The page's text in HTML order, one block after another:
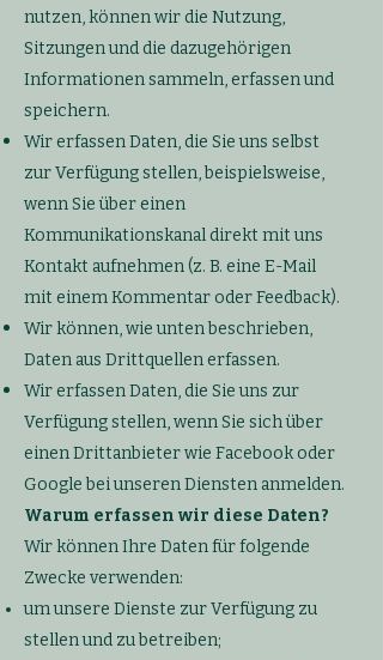
nutzen, können wir die Nutzung,
Sitzungen und die dazugehörigen
Informationen sammeln, erfassen und
speichern.
Wir erfassen Daten, die Sie uns selbst
zur Verfügung stellen, beispielsweise,
wenn Sie über einen
Kommunikationskanal direkt mit uns
Kontakt aufnehmen (z. B. eine E-Mail
mit einem Kommentar oder Feedback).
Wir können, wie unten beschrieben,
Daten aus Drittquellen erfassen.
Wir erfassen Daten, die Sie uns zur
Verfügung stellen, wenn Sie sich über
einen Drittanbieter wie Facebook oder
Google bei unseren Diensten anmelden.
Warum erfassen wir diese Daten?
Wir können Ihre Daten für folgende
Zwecke verwenden:
um unsere Dienste zur Verfügung zu
stellen und zu betreiben;